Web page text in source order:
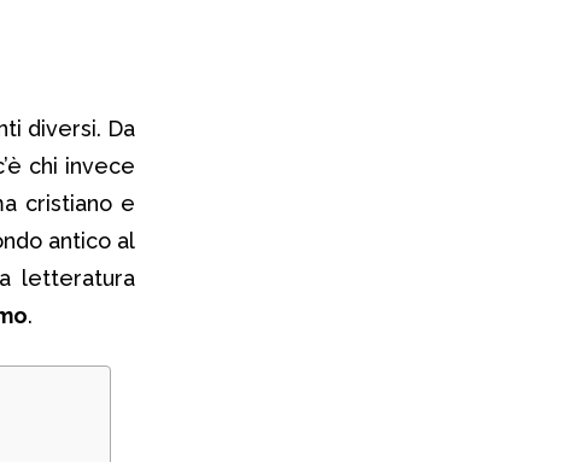
diversi. Da
chi invece
cristiano e
antico al
letteratura
.